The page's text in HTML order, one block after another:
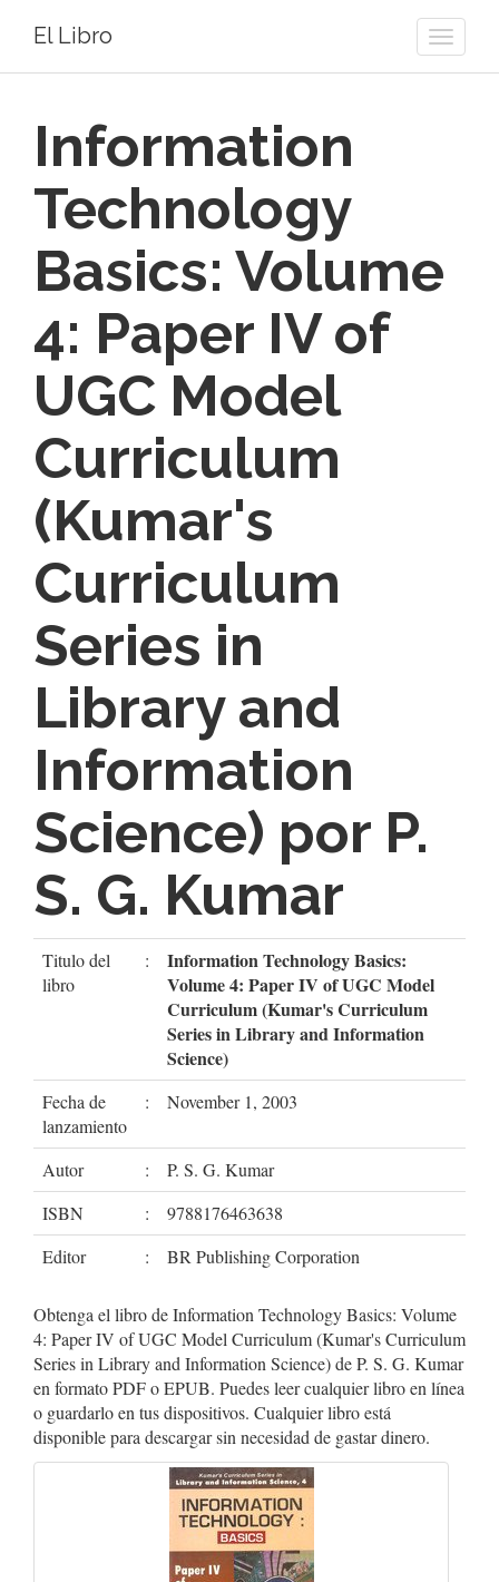
Toggle
El Libro
Information
Technology
Basics: Volume
4: Paper IV of
UGC Model
Curriculum
(Kumar's
Curriculum
Series in
Library and
Information
Science) por P.
S. G. Kumar
Titulo del
libro
:
Information Technology Basics:
Volume 4: Paper IV of UGC Model
Curriculum (Kumar's Curriculum
Series in Library and Information
Science)
Fecha de
lanzamiento
: November 1, 2003
Autor :
P. S. G. Kumar
ISBN
:
9788176463638
Editor
: BR Publishing Corporation
Obtenga el libro de Information Technology Basics: Volume
4: Paper IV of UGC Model Curriculum (Kumar's Curriculum
Series in Library and Information Science) de P. S. G. Kumar
en formato PDF o EPUB. Puedes leer cualquier libro en línea
o guardarlo en tus dispositivos. Cualquier libro está
disponible para descargar sin necesidad de gastar dinero.